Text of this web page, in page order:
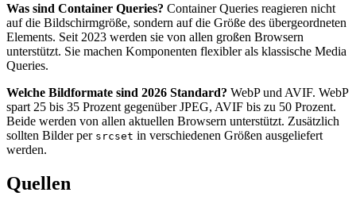
Was sind Container Queries? Container Queries reagieren nicht
auf die Bildschirmgröße, sondern auf die Größe des übergeordneten
Elements. Seit 2023 werden sie von allen großen Browsern
unterstützt. Sie machen Komponenten flexibler als klassische Media
Queries.
Welche Bildformate sind 2026 Standard? WebP und AVIF. WebP
spart 25 bis 35 Prozent gegenüber JPEG, AVIF bis zu 50 Prozent.
Beide werden von allen aktuellen Browsern unterstützt. Zusätzlich
sollten Bilder per srcset in verschiedenen Größen ausgeliefert
werden.
Quellen